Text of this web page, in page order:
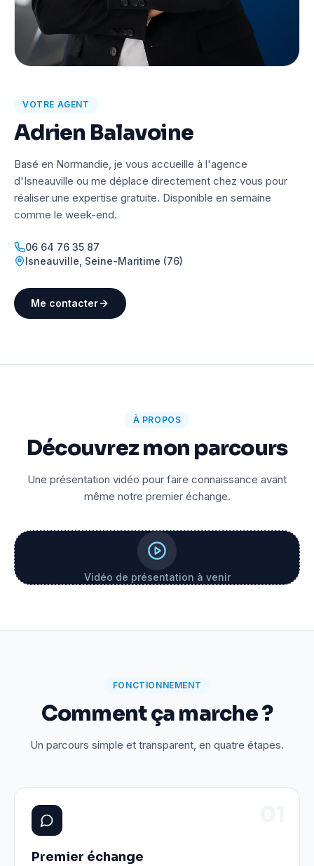
VOTRE AGENT
Adrien Balavoine
Basé en Normandie, je vous accueille à l'agence
d'Isneauville ou me déplace directement chez vous pour
réaliser une expertise gratuite. Disponible en semaine
comme le week-end.
06 64 76 35 87
Isneauville Seine-Maritime (76)
Me contacter
À PROPOS
Découvrez mon parcours
Une présentation vidéo pour faire connaissance avant
même notre premier échange.
Vidéo de présentation à venir
FONCTIONNEMENT
Comment ça marche ?
Un parcours simple et transparent, en quatre étapes.
Premier échange